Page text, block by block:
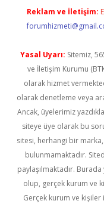
Reklam ve İletişim:
Yasal Uyarı: Sitemiz,
ve İletişim Kurumu
olarak hizmet
olarak denetleme veya
Ancak, üyelerimiz
siteye üye olarak bu
sitesi, herhangi bir
bulunmamaktadır.
paylaşılmaktadır.
olup, gerçek kurum ve
Gerçek kurum ve